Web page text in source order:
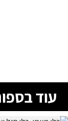
עוד